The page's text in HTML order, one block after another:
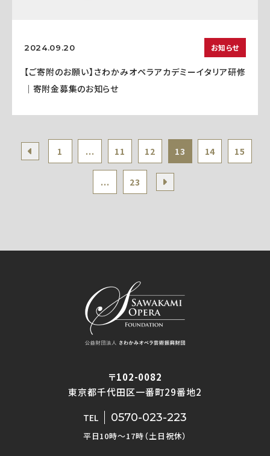
2024.09.20 お知らせ
【ご寄附のお願い】さわかみオペラアカデミーイタリア研修
｜寄附金募集のお知らせ
1 ... 11 12 13 14 15
... 23
〒102-0082
東京都千代田区一番町29番地2
TEL 0570-023-223
平日10時〜17時（土日祝休）